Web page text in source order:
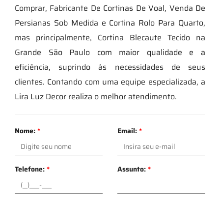
Comprar, Fabricante De Cortinas De Voal, Venda De
Persianas Sob Medida e Cortina Rolo Para Quarto,
mas principalmente, Cortina Blecaute Tecido na
Grande São Paulo com maior qualidade e a
eficiência, suprindo às necessidades de seus
clientes. Contando com uma equipe especializada, a
Lira Luz Decor realiza o melhor atendimento.
Nome:* Email:*
Telefone:* Assunto:*